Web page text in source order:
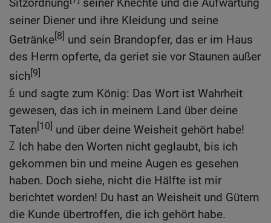
Sitzordnung
seiner Knechte und die Aufwartung
seiner Diener und ihre Kleidung und seine
Getränke[8] und sein Brandopfer, das er im Haus
des Herrn opferte, da geriet sie vor Staunen außer
sich[9]
6 und sagte zum König: Das Wort ist Wahrheit
gewesen, das ich in meinem Land über deine
Taten[10] und über deine Weisheit gehört habe!
7 Ich habe den Worten nicht geglaubt, bis ich
gekommen bin und meine Augen es gesehen
haben. Doch siehe, nicht die Hälfte ist mir
berichtet worden! Du hast an Weisheit und Gütern
die Kunde übertroffen, die ich gehört habe.